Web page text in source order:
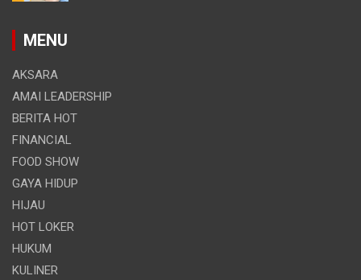
MENU
AKSARA
AMAI LEADERSHIP
BERITA HOT
FINANCIAL
FOOD SHOW
GAYA HIDUP
HIJAU
HOT LOKER
HUKUM
KULINER